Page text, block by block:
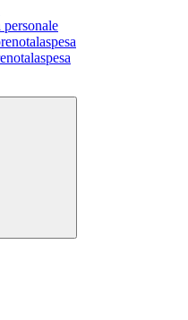
personale